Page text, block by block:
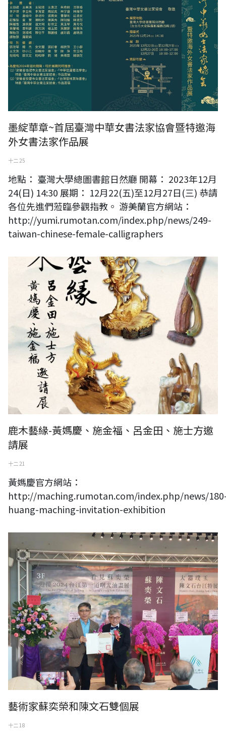
墨綻華章~首屆臺灣中華女書法家協會暨特邀海
外女書法家作品展
十二 25
地點： 臺灣大學總圖書館日然廳 開幕： 2023年12月
24(日) 14:30 展期： 12月22(五)至12月27日(三) 恭請
各位先進們蒞臨參觀指教。 游美蘭官方網站：
http://yumi.rumotan.com/index.php/news/249-
taiwan-chinese-female-calligraphers
鹿木藝緣-黃媽慶、施金福、呂金田、施士方邀
請展
十二 21
黃媽慶官方網站：
http://maching.rumotan.com/index.php/news/
huang-maching-invitation-exhibition
藝術家蘇奕榮和陳文石雙個展
十二 18